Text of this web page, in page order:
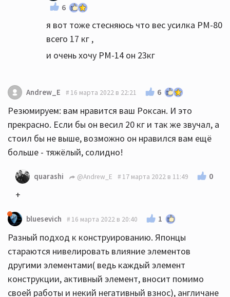
6
я вот тоже стесняюсь что вес усилка PM-80
всего 17 кг ,
и очень хочу PM-14 он 23кг
Andrew_E 16 марта 2022 в 22:21 6
Резюмируем: вам нравится ваш Роксан. И это
прекрасно. Если бы он весил 20 кг и так же звучал, а
стоил бы не выше, возможно он нравился вам ещё
больше - тяжёлый, солидно!
quarashi @Andrew_E 17 марта 2022 в 11:49 0
+
bluesevich 16 марта 2022 в 20:40 1
Разный подход к конструированию. Японцы
стараются нивелировать влияние элементов
другими элементами( ведь каждый элемент
конструкции, активный элемент, вносит помимо
своей работы и некий негативный взнос), англичане